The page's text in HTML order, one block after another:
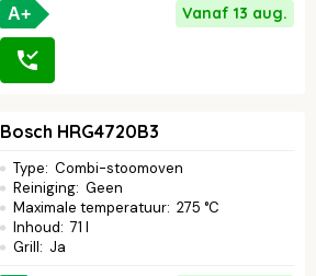
A+ Vanaf 13 aug.
Bosch HRG4720B3
Type: Combi-stoomoven
Reiniging: Geen
Maximale temperatuur: 275 °C
Inhoud: 71 l
Grill: Ja